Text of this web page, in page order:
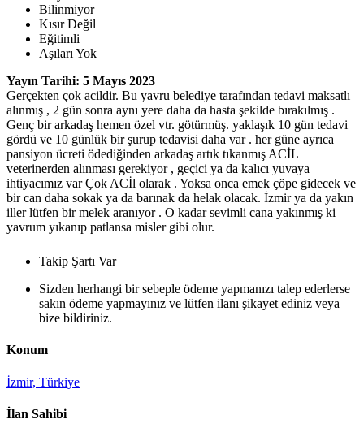
Bilinmiyor
Kısır Değil
Eğitimli
Aşıları Yok
Yayın Tarihi: 5 Mayıs 2023
Gerçekten çok acildir. Bu yavru belediye tarafından tedavi maksatlı
alınmış , 2 gün sonra aynı yere daha da hasta şekilde bırakılmış .
Genç bir arkadaş hemen özel vtr. götürmüş. yaklaşık 10 gün tedavi
gördü ve 10 günlük bir şurup tedavisi daha var . her güne ayrıca
pansiyon ücreti ödediğinden arkadaş artık tıkanmış ACİL
veterinerden alınması gerekiyor , geçici ya da kalıcı yuvaya
ihtiyacımız var Çok ACİl olarak . Yoksa onca emek çöpe gidecek ve
bir can daha sokak ya da barınak da helak olacak. İzmir ya da yakın
iller lütfen bir melek aranıyor . O kadar sevimli cana yakınmış ki
yavrum yıkanıp patlansa misler gibi olur.
Takip Şartı Var
Sizden herhangi bir sebeple ödeme yapmanızı talep ederlerse
sakın ödeme yapmayınız ve lütfen ilanı şikayet ediniz veya
bize bildiriniz.
Konum
İzmir, Türkiye
İlan Sahibi